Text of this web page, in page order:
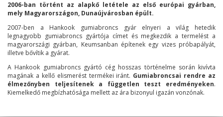
2006-ban történt az alapkő letétele az első európai gyárban,
mely Magyarországon, Dunaújvárosban épült.
2007-ben a Hankook gumiabroncs gyár elnyeri a világ hetedik
legnagyobb gumiabroncs gyártója címet és megkezdik a termelést a
magyarországi gyárban, Keumsanban építenek egy vizes próbapályát,
illetve bővítik a gyárat.
A Hankook gumiabroncs gyártó cég hosszas történelme során kivívta
magának a kellő elismerést termékei iránt. Gumiabroncsai rendre az
élmezőnyben teljesítenek a független teszt eredményeken.
Kiemelkedő megbízhatósága mellett az ára bizonyul igazán vonzónak.